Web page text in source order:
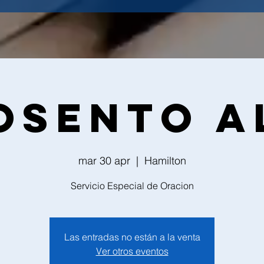
mar 30 apr
  |
Hamilton
Servicio Especial de Oracion
Las entradas no están a la venta
Ver otros eventos